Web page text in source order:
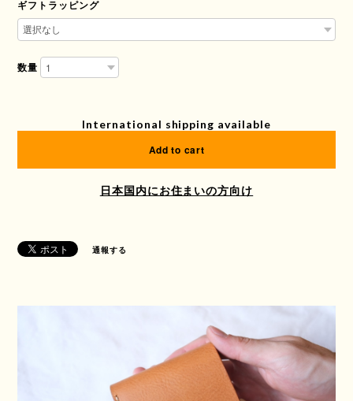
ギフトラッピング
数量
International shipping available
Add to cart
日本国内にお住まいの方向け
通報する